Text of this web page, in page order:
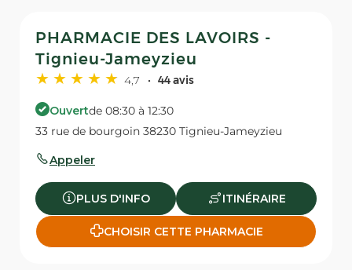
PHARMACIE DES LAVOIRS -
Tignieu-Jameyzieu
4,7 44 avis
Ouvertde 08:30 à 12:30
33 rue de bourgoin 38230 Tignieu-Jameyzieu
Appeler
PLUS D'INFO ITINÉRAIRE
CHOISIR CETTE PHARMACIE